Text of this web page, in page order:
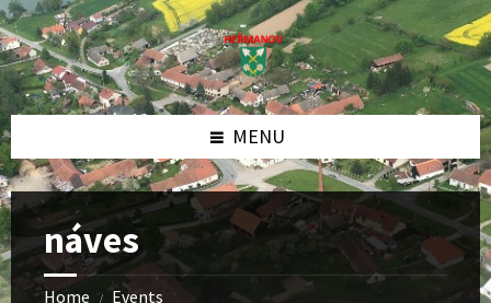
Skip
to
content
Skip
to
left
sidebar
Skip
to
footer
MENU
náves
Home / Events